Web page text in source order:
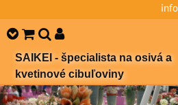
SAIKEI - špecialista na osivá a
kvetinové cibuľoviny